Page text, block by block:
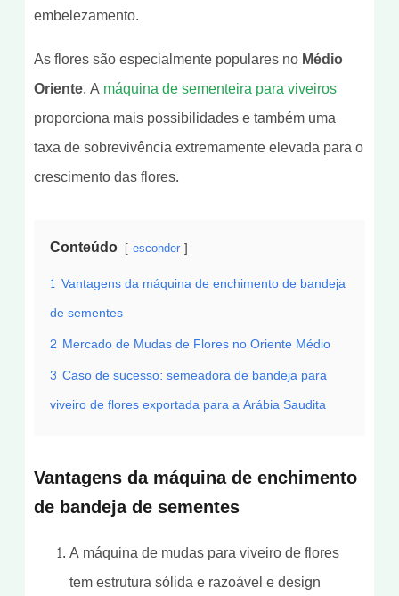
embelezamento.
As flores são especialmente populares noMédio
Oriente. Amáquina de sementeira para viveiros
proporciona mais possibilidades e também uma
taxa de sobrevivência extremamente elevada para o
crescimento das flores.
Conteúdo esconder
1 Vantagens da máquina de enchimento de bandeja
de sementes
2 Mercado de Mudas de Flores no Oriente Médio
3 Caso de sucesso: semeadora de bandeja para
viveiro de flores exportada para a Arábia Saudita
Vantagens da máquina de enchimento
de bandeja de sementes
A máquina de mudas para viveiro de flores
tem estrutura sólida e razoável e design